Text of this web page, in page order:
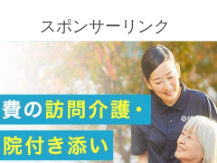
スポンサーリンク